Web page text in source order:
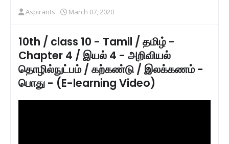
Aspirants March 07, 2020
10th / class 10 - Tamil / தமிழ் -
Chapter 4 / இயல் 4 - அறிவியல்
தொழில்நுட்பம் / கற்கண்டு / இலக்கணம் -
பொது - (E-learning Video)